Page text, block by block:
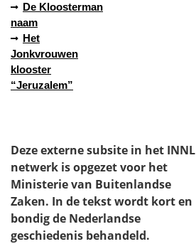
De Kloosterman
naam
Het
Jonkvrouwen
klooster
“Jeruzalem”
Deze externe subsite in het INNL
netwerk is opgezet voor het
Ministerie van Buitenlandse
Zaken. In de tekst wordt kort en
bondig de Nederlandse
geschiedenis behandeld.